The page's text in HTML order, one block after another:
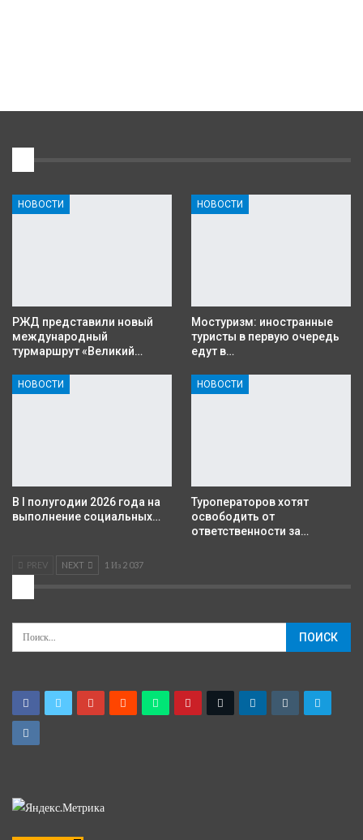
НОВОСТИ
РЖД представили новый
международный
турмаршрут «Великий…
НОВОСТИ
Мостуризм: иностранные
туристы в первую очередь
едут в…
НОВОСТИ
В I полугодии 2026 года на
выполнение социальных…
НОВОСТИ
Туроператоров хотят
освободить от
ответственности за…
PREV NEXT 1 Из 2 037